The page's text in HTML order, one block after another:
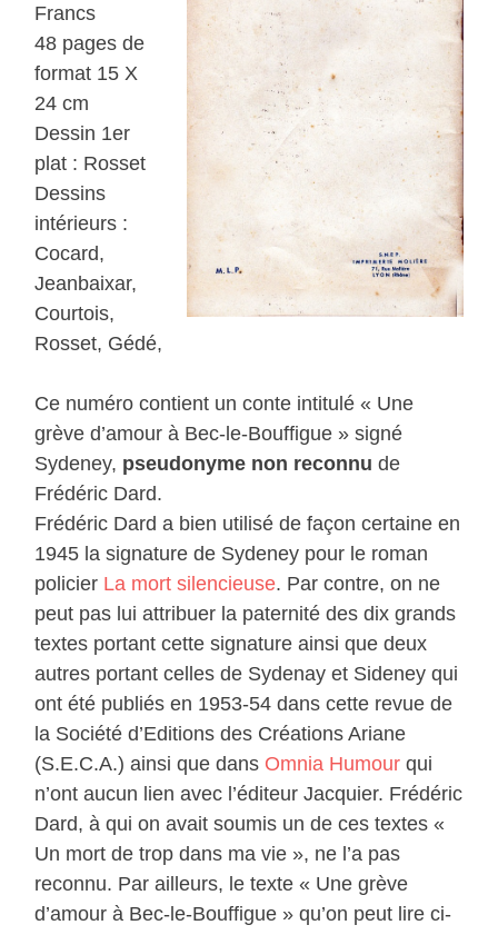
Francs
48 pages de
format 15 X
24 cm
Dessin 1er
plat : Rosset
Dessins
intérieurs :
Cocard,
Jeanbaixar,
Courtois,
Rosset, Gédé,
Ce numéro contient un conte intitulé « Une
grève d’amour à Bec-le-Bouffigue » signé
Sydeney, pseudonyme non reconnu de
Frédéric Dard.
Frédéric Dard a bien utilisé de façon certaine en
1945 la signature de Sydeney pour le roman
policier La mort silencieuse. Par contre, on ne
peut pas lui attribuer la paternité des dix grands
textes portant cette signature ainsi que deux
autres portant celles de Sydenay et Sideney qui
ont été publiés en 1953-54 dans cette revue de
la Société d’Editions des Créations Ariane
(S.E.C.A.) ainsi que dans Omnia Humour qui
n’ont aucun lien avec l’éditeur Jacquier. Frédéric
Dard, à qui on avait soumis un de ces textes «
Un mort de trop dans ma vie », ne l’a pas
reconnu. Par ailleurs, le texte « Une grève
d’amour à Bec-le-Bouffigue » qu’on peut lire ci-